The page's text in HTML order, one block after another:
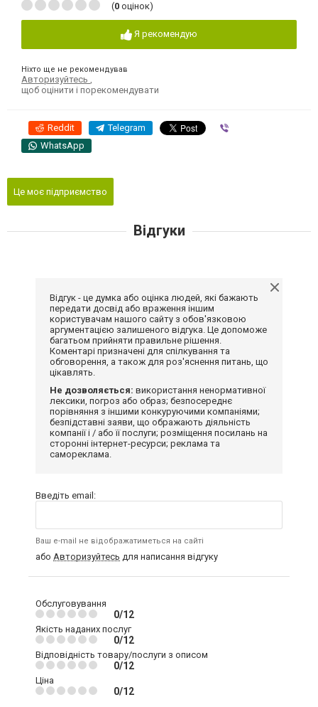
(0 оцінок)
Я рекомендую
Ніхто ще не рекомендував
Авторизуйтесь
щоб оцінити і порекомендувати
Reddit Telegram
WhatsApp
Це моє підприємство
Відгуки
Відгук - це думка або оцінка людей, які бажають
передати досвід або враження іншим
користувачам нашого сайту з обов'язковою
аргументацією залишеного відгука. Це допоможе
багатьом прийняти правильне рішення.
Коментарі призначені для спілкування та
обговорення, а також для роз'яснення питань, що
цікавлять.
Не дозволяється: використання ненормативної
лексики, погроз або образ; безпосереднє
порівняння з іншими конкуруючими компаніями;
безпідставні заяви, що ображають діяльність
компанії і / або її послуги; розміщення посилань на
сторонні інтернет-ресурси; реклама та
самореклама.
Введіть email:
Ваш e-mail не відображатиметься на сайті
або Авторизуйтесь для написання відгуку
Обслуговування
0/12
Якість наданих послуг
0/12
Відповідність товару/послуги з описом
0/12
Ціна
0/12